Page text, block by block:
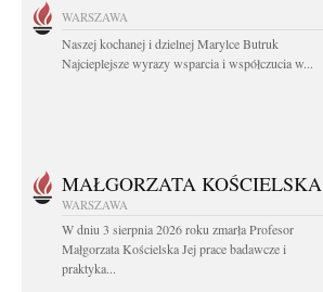
WARSZAWA
Naszej kochanej i dzielnej Marylce Butruk
Najcieplejsze wyrazy wsparcia i współczucia w...
MAŁGORZATA KOŚCIELSKA
WARSZAWA
W dniu 3 sierpnia 2026 roku zmarła Profesor
Małgorzata Kościelska Jej prace badawcze i
praktyka...